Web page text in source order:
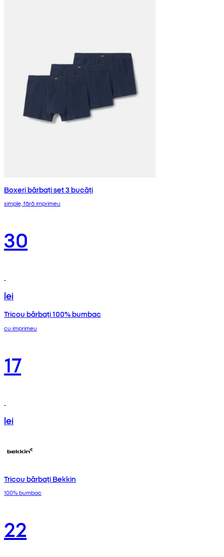
Boxeri bărbați set 3 bucăți
simple, fără imprimeu
30
lei
Tricou bărbați 100% bumbac
cu imprimeu
17
lei
Tricou bărbați Bekkin
100% bumbac
22